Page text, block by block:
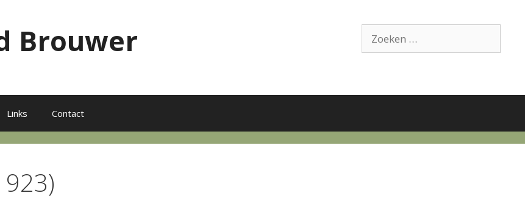
naar:
Brouwer
Links Contact